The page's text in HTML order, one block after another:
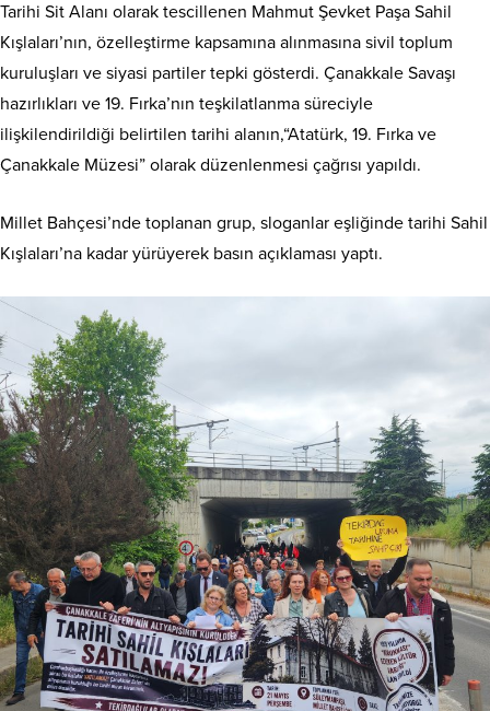
Tarihi Sit Alanı olarak tescillenen Mahmut Şevket Paşa Sahil
Kışlaları’nın, özelleştirme kapsamına alınmasına sivil toplum
kuruluşları ve siyasi partiler tepki gösterdi. Çanakkale Savaşı
hazırlıkları ve 19. Fırka’nın teşkilatlanma süreciyle
ilişkilendirildiği belirtilen tarihi alanın,“Atatürk, 19. Fırka ve
Çanakkale Müzesi” olarak düzenlenmesi çağrısı yapıldı.
Millet Bahçesi’nde toplanan grup, sloganlar eşliğinde tarihi Sahil
Kışlaları’na kadar yürüyerek basın açıklaması yaptı.